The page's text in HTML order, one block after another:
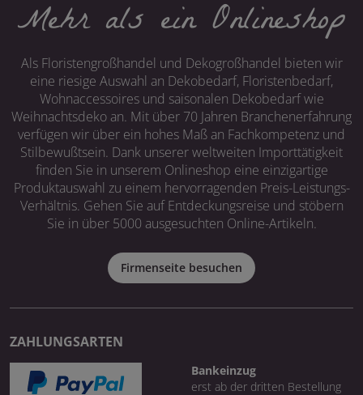
Mehr als ein Onlineshop
Als Floristengroßhandel und Dekogroßhandel bieten wir
eine riesige Auswahl an Dekobedarf, Floristenbedarf,
Wohnaccessoires und saisonalen Dekobedarf wie
Weihnachtsdeko an. Mit über 70 Jahren Branchenerfahrung
verfügen wir über ein hohes Maß an Fachkompetenz und
Stilbewußtsein. Dank unserer weltweiten Importtätigkeit
finden Sie in unserem Onlineshop eine einzigartige
Produktauswahl zu einem hervorragenden Preis-Leistungs-
Verhältnis. Gehen Sie auf Entdeckungsreise und stöbern
Sie in über 5000 ausgesuchten Online-Artikeln.
Firmenseite besuchen
ZAHLUNGSARTEN
Bankeinzug
erst ab der dritten Bestellung